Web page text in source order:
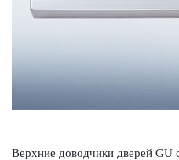
Верхние довод­чики дверей GU